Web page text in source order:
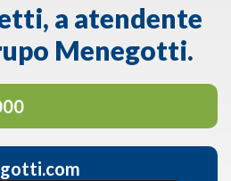
a atendente
Menegotti.